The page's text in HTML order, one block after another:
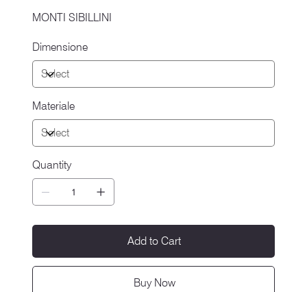
MONTI SIBILLINI
Dimensione
Materiale
Quantity
Add to Cart
Buy Now